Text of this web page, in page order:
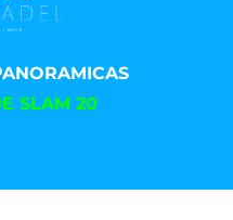
SLAM 20